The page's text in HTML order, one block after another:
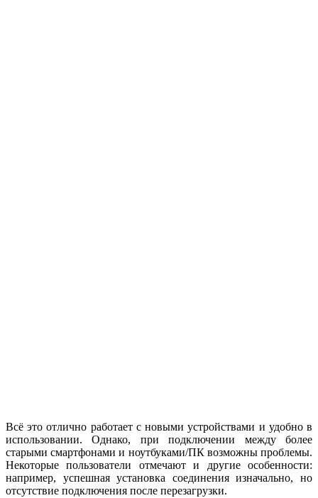
Всё это отлично работает с новыми устройствами и удобно в
использовании. Однако, при подключении между более
старыми смартфонами и ноутбуками/ПК возможны проблемы.
Некоторые пользователи отмечают и другие особенности:
например, успешная установка соединения изначально, но
отсутствие подключения после перезагрузки.